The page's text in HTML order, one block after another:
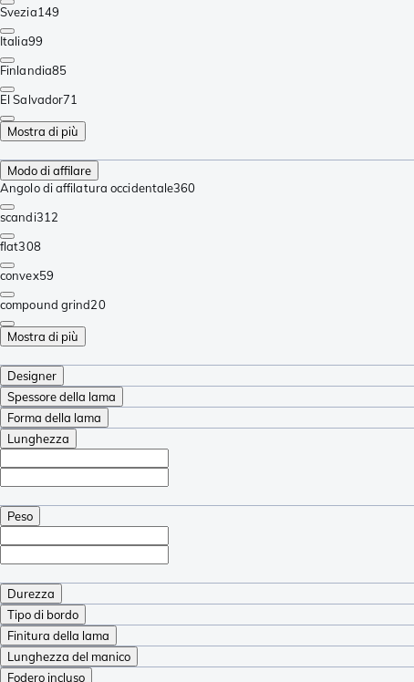
Svezia149
Italia99
Finlandia85
El Salvador71
Mostra di più
Modo di affilare
Angolo di affilatura occidentale360
scandi312
flat308
convex59
compound grind20
Mostra di più
Designer
Spessore della lama
Forma della lama
Lunghezza
Peso
Durezza
Tipo di bordo
Finitura della lama
Lunghezza del manico
Fodero incluso